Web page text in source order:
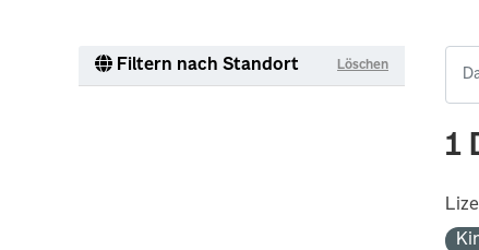
Filtern nach Standort Löschen
1